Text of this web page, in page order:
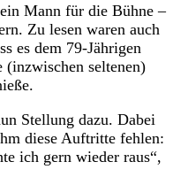
Mann für die Bühne –
Zu lesen waren auch
es dem 79-Jährigen
(inzwischen seltenen)
Stellung dazu. Dabei
diese Auftritte fehlen:
ich gern wieder raus“,